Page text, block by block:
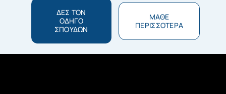
ΔΕΣ ΤΟΝ
ΟΔΗΓΟ
ΣΠΟΥΔΩΝ
ΜΑΘΕ
ΠΕΡΙΣΣΟΤΕΡΑ